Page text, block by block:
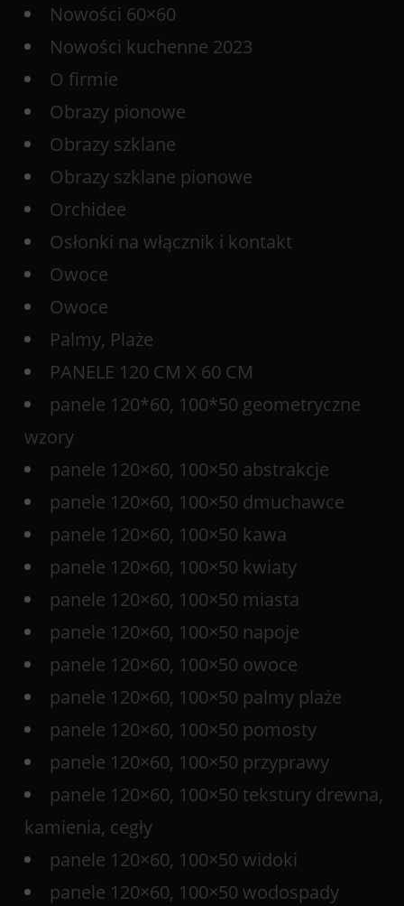
Nowości 60×60
Nowości kuchenne 2023
O firmie
Obrazy pionowe
Obrazy szklane
Obrazy szklane pionowe
Orchidee
Osłonki na włącznik i kontakt
Owoce
Owoce
Palmy, Plaże
PANELE 120 CM X 60 CM
panele 120*60, 100*50 geometryczne
wzory
panele 120×60, 100×50 abstrakcje
panele 120×60, 100×50 dmuchawce
panele 120×60, 100×50 kawa
panele 120×60, 100×50 kwiaty
panele 120×60, 100×50 miasta
panele 120×60, 100×50 napoje
panele 120×60, 100×50 owoce
panele 120×60, 100×50 palmy plaże
panele 120×60, 100×50 pomosty
panele 120×60, 100×50 przyprawy
panele 120×60, 100×50 tekstury drewna,
kamienia, cegły
panele 120×60, 100×50 widoki
panele 120×60, 100×50 wodospady